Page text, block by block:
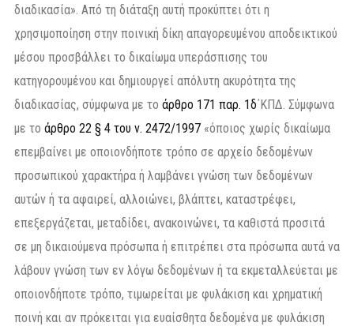
διαδικασία». Από τη διάταξη αυτή προκύπτει ότι η
χρησιμοποίηση στην ποινική δίκη απαγορευμένου αποδεικτικού
μέσου προσβάλλει το δικαίωμα υπεράσπισης του
κατηγορουμένου και δημιουργεί απόλυτη ακυρότητα της
διαδικασίας, σύμφωνα με το άρθρο 171 παρ. 1δ΄ΚΠΔ. Σύμφωνα
με το άρθρο 22 § 4 του ν. 2472/1997 «όποιος χωρίς δικαίωμα
επεμβαίνει με οποιονδήποτε τρόπο σε αρχείο δεδομένων
προσωπικού χαρακτήρα ή λαμβάνει γνώση των δεδομένων
αυτών ή τα αφαιρεί, αλλοιώνει, βλάπτει, καταστρέφει,
επεξεργάζεται, μεταδίδει, ανακοινώνει, τα καθιστά προσιτά
σε μη δικαιούμενα πρόσωπα ή επιτρέπει στα πρόσωπα αυτά να
λάβουν γνώση των εν λόγω δεδομένων ή τα εκμεταλλεύεται με
οποιονδήποτε τρόπο, τιμωρείται με φυλάκιση και χρηματική
ποινή και αν πρόκειται για ευαίσθητα δεδομένα με φυλάκιση